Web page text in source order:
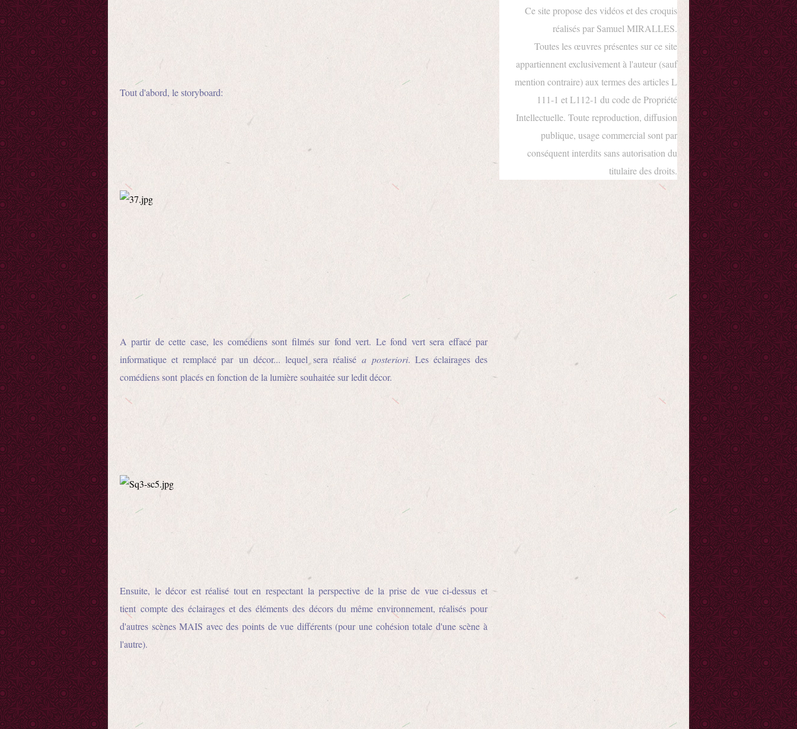
Tout d'abord, le storyboard:
A partir de cette case, les comédiens sont filmés sur fond vert. Le fond vert sera effacé par
informatique et remplacé par un décor... lequel sera réaliséa posteriori. Les éclairages des
comédiens sont placés en fonction de la lumière souhaitée sur ledit décor.
Ensuite, le décor est réalisé tout en respectant la perspective de la prise de vue ci-dessus et
tient compte des éclairages et des éléments des décors du même environnement, réalisés pour
d'autres scènes MAIS avec des points de vue différents (pour une cohésion totale d'une scène à
l'autre).
Ce site propose des vidéos et des croquis
réalisés par Samuel MIRALLES.
Toutes les œuvres présentes sur ce site
appartiennent exclusivement à l'auteur (sauf
mention contraire) aux termes des articles L
111-1 et L112-1 du code de Propriété
Intellectuelle. Toute reproduction, diffusion
publique, usage commercial sont par
conséquent interdits sans autorisation du
titulaire des droits.